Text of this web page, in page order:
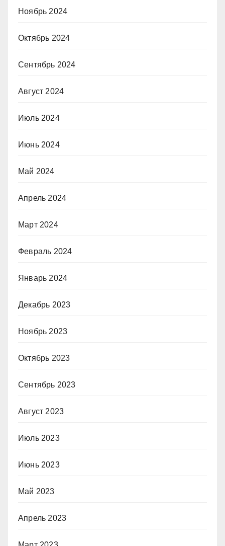
Ноябрь 2024
Октябрь 2024
Сентябрь 2024
Август 2024
Июль 2024
Июнь 2024
Май 2024
Апрель 2024
Март 2024
Февраль 2024
Январь 2024
Декабрь 2023
Ноябрь 2023
Октябрь 2023
Сентябрь 2023
Август 2023
Июль 2023
Июнь 2023
Май 2023
Апрель 2023